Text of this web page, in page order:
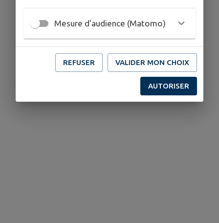
Mesure d'audience (Matomo)
REFUSER VALIDER MON CHOIX
AUTORISER